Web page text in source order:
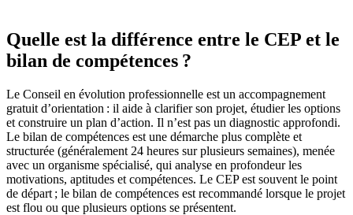
Quelle est la différence entre le CEP et le
bilan de compétences ?
Le Conseil en évolution professionnelle est un accompagnement
gratuit d’orientation : il aide à clarifier son projet, étudier les options
et construire un plan d’action. Il n’est pas un diagnostic approfondi.
Le bilan de compétences est une démarche plus complète et
structurée (généralement 24 heures sur plusieurs semaines), menée
avec un organisme spécialisé, qui analyse en profondeur les
motivations, aptitudes et compétences. Le CEP est souvent le point
de départ ; le bilan de compétences est recommandé lorsque le projet
est flou ou que plusieurs options se présentent.